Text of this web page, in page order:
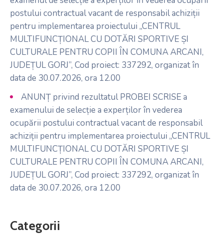
postului contractual vacant de responsabil achiziții
pentru implementarea proiectului „CENTRUL
MULTIFUNCȚIONAL CU DOTĂRI SPORTIVE ȘI
CULTURALE PENTRU COPII ÎN COMUNA ARCANI,
JUDEȚUL GORJ”, Cod proiect: 337292, organizat în
data de 30.07.2026, ora 12.00
ANUNȚ privind rezultatul PROBEI SCRISE a
examenului de selecție a experților în vederea
ocupării postului contractual vacant de responsabil
achiziții pentru implementarea proiectului „CENTRUL
MULTIFUNCȚIONAL CU DOTĂRI SPORTIVE ȘI
CULTURALE PENTRU COPII ÎN COMUNA ARCANI,
JUDEȚUL GORJ”, Cod proiect: 337292, organizat în
data de 30.07.2026, ora 12.00
Categorii